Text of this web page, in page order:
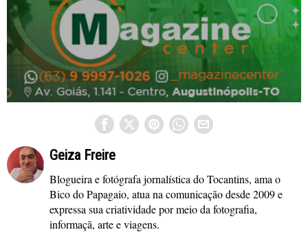
Geiza Freire
Blogueira e fotógrafa jornalística do Tocantins, ama o
Bico do Papagaio, atua na comunicação desde 2009 e
expressa sua criatividade por meio da fotografia,
informaçã, arte e viagens.